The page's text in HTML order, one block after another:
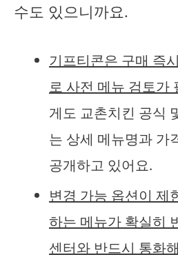
수도 있으니까요.
기프티콘은 구매 즉
로 사전 메뉴 검토가
게도 교촌치킨 공식
는 상세 메뉴명과 가
공개하고 있어요.
변경 가능 옵션이 제
하는 메뉴가 확실히
센터와 반드시 통화